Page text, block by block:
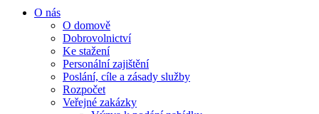
O nás
O domově
Dobrovolnictví
Ke stažení
Personální zajištění
Poslání, cíle a zásady služby
Rozpočet
Veřejné zakázky